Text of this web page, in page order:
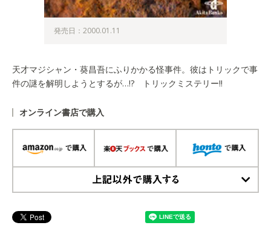
発売日：2000.01.11
天才マジシャン・葵昌吾にふりかかる怪事件。彼はトリックで事
件の謎を解明しようとするが…!? トリックミステリー!!
オンライン書店で購入